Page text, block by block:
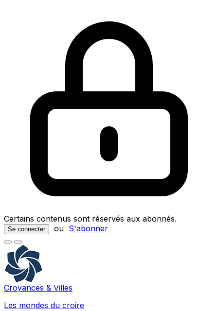
Certains contenus sont réservés aux abonnés.
Se connecter ou S'abonner
Croyances & Villes
Les mondes du croire